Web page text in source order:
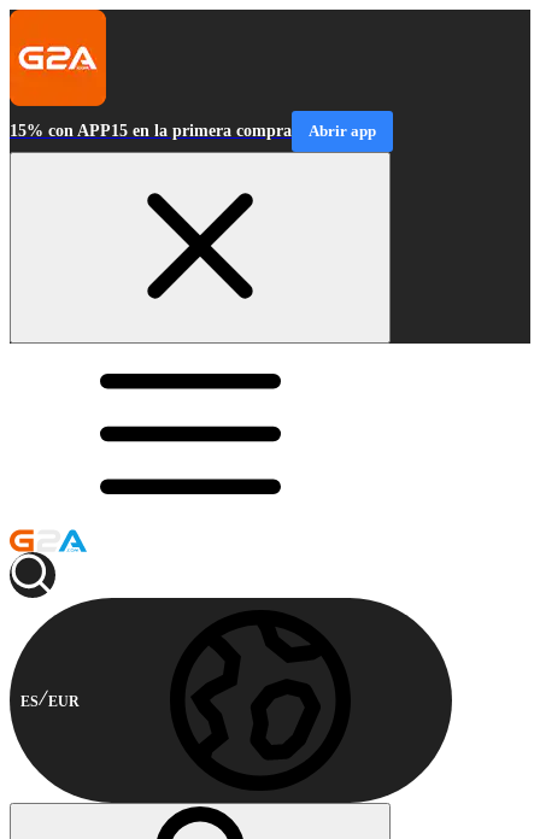
15% con APP15 en la primera compra Abrir app
ES EUR